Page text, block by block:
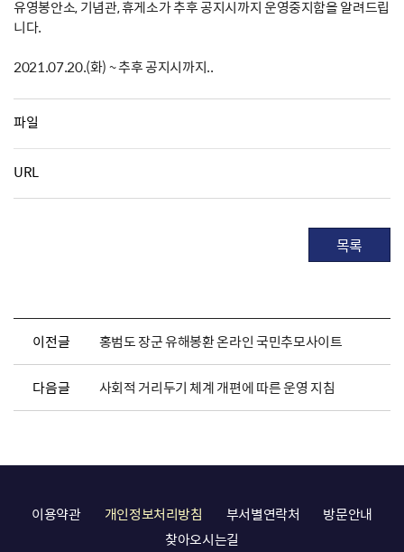
유영봉안소, 기념관, 휴게소가 추후 공지시까지 운영중지함을 알려드립
니다.
2021.07.20.(화) ~ 추후 공지시까지..
파일
URL
목록
이전글 홍범도 장군 유해봉환 온라인 국민추모사이트
다음글 사회적 거리두기 체계 개편에 따른 운영 지침
이용약관 개인정보처리방침 부서별연락처
방문안내
찾아오시는길